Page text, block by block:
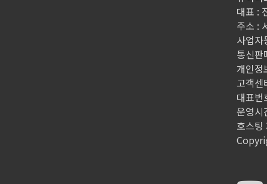
대표 :
주소 :
사업
통신
개인정
고객
대표
운영시
호스